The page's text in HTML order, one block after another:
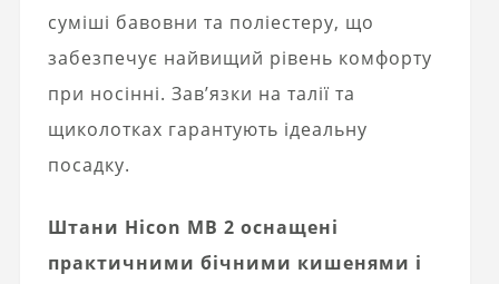
суміші бавовни та поліестеру, що
забезпечує найвищий рівень комфорту
при носінні. Зав’язки на талії та
щиколотках гарантують ідеальну
посадку.
Штани Hicon MB 2 оснащені
практичними бічними кишенями і